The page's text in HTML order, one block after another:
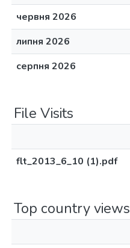
червня 2026
липня 2026
серпня 2026
File Visits
flt_2013_6_10 (1).pdf
Top country views